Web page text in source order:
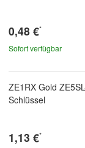
0,48 €*
Sofort verfügbar
ZE1RX Gold
Schlüssel
1,13 €*